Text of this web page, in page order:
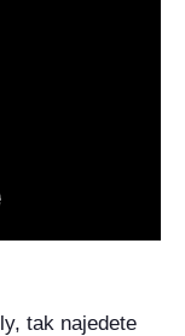
tak najedete